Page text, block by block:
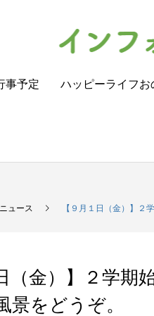
事予定 ハッピーライフお
ュース 【９月１日（金）】２
（金）】２学
景をどうぞ。